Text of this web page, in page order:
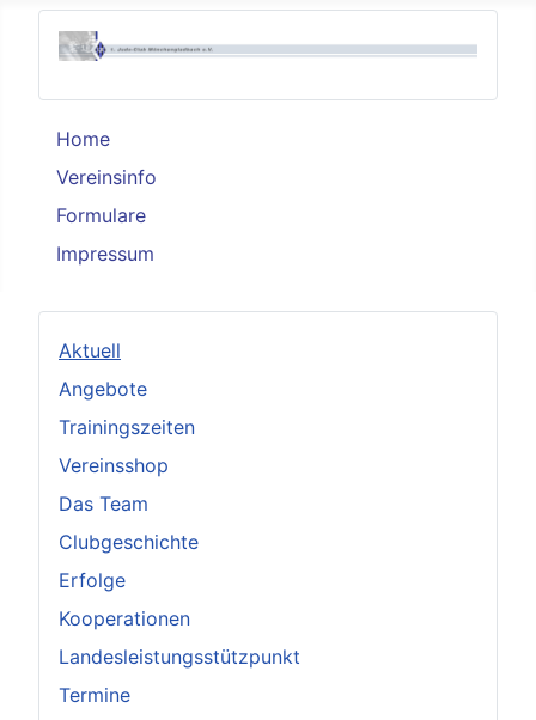
Home
Vereinsinfo
Formulare
Impressum
Aktuell
Angebote
Trainingszeiten
Vereinsshop
Das Team
Clubgeschichte
Erfolge
Kooperationen
Landesleistungsstützpunkt
Termine